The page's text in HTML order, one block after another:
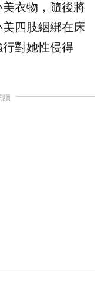
衣物，隨後將
四肢綑綁在床
行對她性侵得
讀